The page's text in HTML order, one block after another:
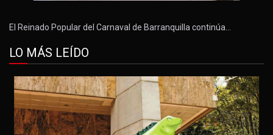
El Reinado Popular del Carnaval de Barranquilla continúa…
LO MÁS LEÍDO